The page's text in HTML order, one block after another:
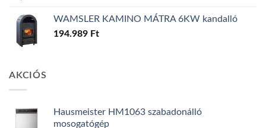
WAMSLER KAMINO MÁTRA 6KW kandalló
194.989 Ft
AKCIÓS
Hausmeister HM1063 szabadonálló
mosogatógép